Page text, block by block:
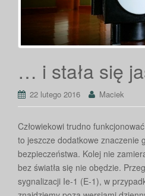
… i stała się
22 lutego 2016 Maciek
Człowiekowi trudno
to jeszcze dodatkowe znaczenie
bezpieczeństwa. Kolej nie
bez światła się nie obędzie.
sygnalizacji Ie-1 (E-1), w